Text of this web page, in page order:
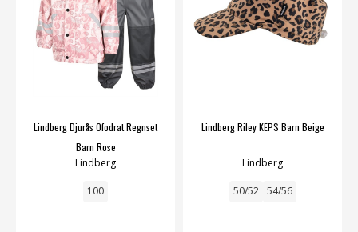
Lindberg Djurås Ofodrat Regnset
Barn Rose
Lindberg
100
Lindberg Riley KEPS Barn Beige
Lindberg
50/52 54/56